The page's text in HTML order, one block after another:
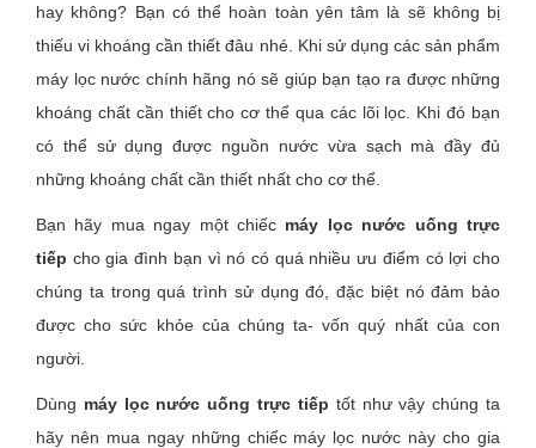
hay không? Bạn có thể hoàn toàn yên tâm là sẽ không bị
thiếu vi khoáng cần thiết đâu nhé. Khi sử dụng các sản phẩm
máy lọc nước chính hãng nó sẽ giúp bạn tạo ra được những
khoáng chất cần thiết cho cơ thể qua các lõi lọc. Khi đó bạn
có thể sử dụng được nguồn nước vừa sạch mà đầy đủ
những khoáng chất cần thiết nhất cho cơ thể.
Bạn hãy mua ngay một chiếc máy lọc nước uống trực
tiếp cho gia đình bạn vì nó có quá nhiều ưu điểm có lợi cho
chúng ta trong quá trình sử dụng đó, đặc biệt nó đảm bảo
được cho sức khỏe của chúng ta- vốn quý nhất của con
người.
Dùng máy lọc nước uống trực tiếp tốt như vậy chúng ta
hãy nên mua ngay những chiếc máy lọc nước này cho gia